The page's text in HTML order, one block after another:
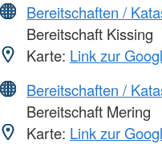
Bereitschaften /
Bereitschaft Kissing
Karte: Link zur
Bereitschaften /
Bereitschaft Mering
Karte: Link zur